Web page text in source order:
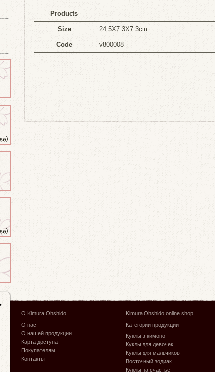
Products
Size 24.5X7.3X7.3cm
Code v800008
О Kimura Ohshido
О нас
О нашей продукции
Карта доступа
Покупателям
Контакты
Kimura Ohshido online shop
Категории продукции
Куклы в кимоно
Куклы для девочек
Куклы для мальчиков
Восточный зодиак
Куклы на счастье